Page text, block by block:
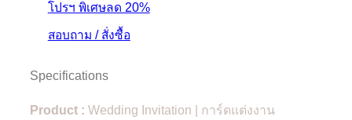
โปรฯ พิเศษลด 20%
สอบถาม / สั่งซื้อ
Specifications
Product : Wedding Invitation | การ์ดแต่งงาน